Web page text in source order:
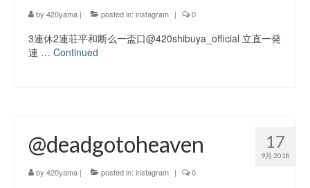
by 420yama | posted in: instagram | 0
3連休2連荘️平和断么一盃口@420shibuya_official 立直一発
連 … Continued
17
9月 2018
@deadgotoheaven
by 420yama | posted in: instagram | 0